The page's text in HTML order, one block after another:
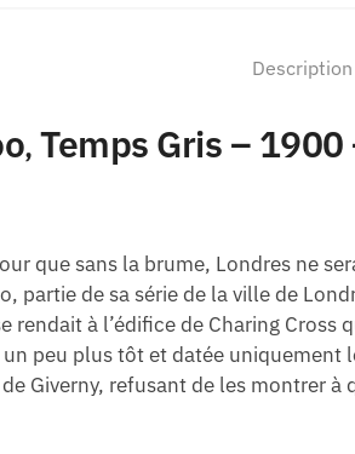
Description
, Temps Gris –
que sans la brume, Londres ne
partie de sa série de la ville de
à l’édifice de Charing Cross
peu plus tôt et datée uniquement
Giverny, refusant de les montrer à